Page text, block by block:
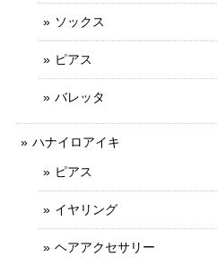
ソックス
ピアス
バレッタ
ハナイロアイキ
ピアス
イヤリング
ヘアアクセサリー